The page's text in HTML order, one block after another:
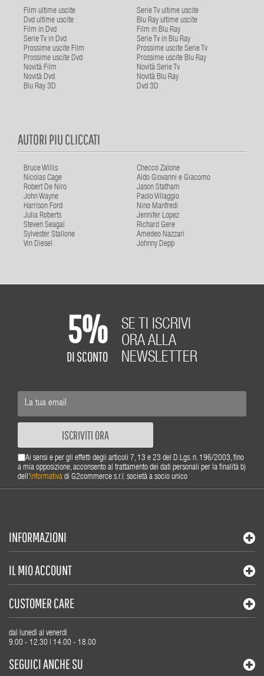
Film ultime uscite
Serie Tv ultime uscite
Dvd ultime uscite
Blu Ray ultime uscite
Film in Dvd
Film in Blu Ray
Serie Tv in Dvd
Serie Tv in Blu Ray
Prossime uscite Film
Prossime uscite Serie Tv
Prossime uscite Dvd
Prossime uscite Blu Ray
Novità Film
Novità Serie Tv
Novità Dvd
Novità Blu Ray
Blu Ray 3D
Dvd 3D
AUTORI PIU CLICCATI
Bruce Willis
Checco Zalone
Nicolas Cage
Aldo Giovanni e Giacomo
Robert De Niro
Jason Statham
John Wayne
Paolo Villaggio
Harrison Ford
Nino Manfredi
Julia Roberts
Jennifer Lopez
Steven Seagal
Richard Gere
Sylvester Stallone
Amedeo Nazzari
Vin Diesel
Johnny Depp
5%
DI SCONTO
SE TI ISCRIVI
ORA ALLA
NEWSLETTER
ISCRIVITI ORA
Ai sensi e per gli effetti degli articoli 7, 13 e 23 del D.Lgs. n. 196/2003, fino
a mia opposizione, acconsento al trattamento dei dati personali per la finalità b)
dell'informativa di G2commerce s.r.l. società a socio unico
INFORMAZIONI
IL MIO ACCOUNT
CUSTOMER CARE
dal lunedì al venerdì
9.00 - 12.30 | 14.00 - 18.00
SEGUICI ANCHE SU